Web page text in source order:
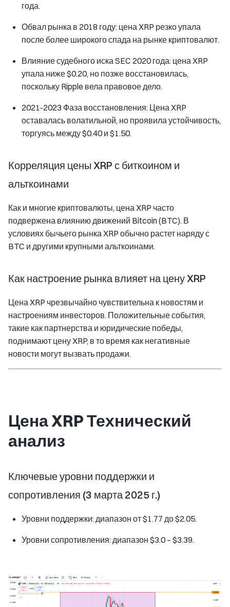
года.
Обвал рынка в 2018 году: цена XRP резко упала
после более широкого спада на рынке криптовалют.
Влияние судебного иска SEC 2020 года: цена XRP
упала ниже $0.20, но позже восстановилась,
поскольку Ripple вела правовое дело.
2021-2023 Фаза восстановления: Цена XRP
оставалась волатильной, но проявила устойчивость,
торгуясь между $0.40 и $1.50.
Корреляция цены XRP с биткоином и
альткоинами
Как и многие криптовалюты, цена XRP часто
подвержена влиянию движений Bitcoin (BTC). В
условиях бычьего рынка XRP обычно растет наряду с
BTC и другими крупными альткоинами.
Как настроение рынка влияет на цену XRP
Цена XRP чрезвычайно чувствительна к новостям и
настроениям инвесторов. Положительные события,
такие как партнерства и юридические победы,
поднимают цену XRP, в то время как негативные
новости могут вызвать продажи.
Цена XRP Технический
анализ
Ключевые уровни поддержки и
сопротивления (3 марта 2025 г.)
Уровни поддержки: диапазон от $1.77 до $2.05.
Уровни сопротивления: диапазон $3.0 – $3.39.